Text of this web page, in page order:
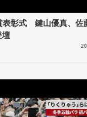
表彰式 鍵山優真、佐
壇